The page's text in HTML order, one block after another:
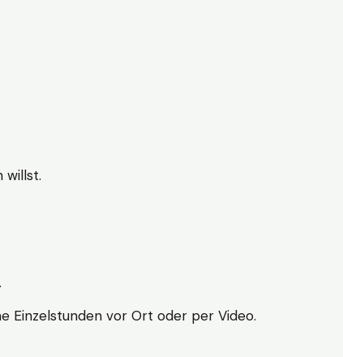
willst.
Einzelstunden vor Ort oder per Video.